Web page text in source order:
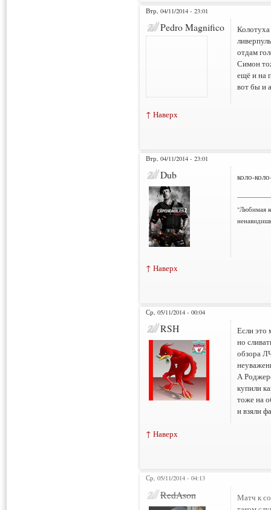
Втр, 04/11/2014 - 23:01
Pedro Magnifico
отдам
Симон
ещё и на
вот бы и
↑ Наверх
Втр, 04/11/2014 - 23:01
Dub коло-
"Любимая
↑ Наверх
Ср, 05/11/2014 - 00:04
RSH
Если это
но
обзора
А
купили
тоже на
и взяли
↑ Наверх
Ср, 05/11/2014 - 04:13
RedAson
Матч к